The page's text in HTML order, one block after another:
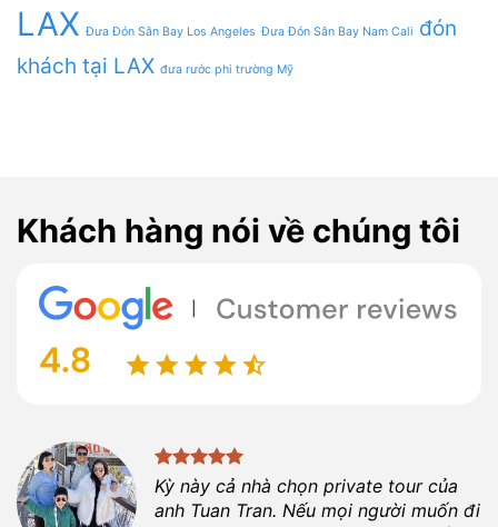
LAX Đưa Đón Sân Bay Los Angeles Đưa Đón Sân Bay Nam Cali đón
khách tại LAX đưa rước phi trường Mỹ
Khách hàng nói về chúng tôi
Kỳ này cả nhà chọn private tour của
anh Tuan Tran. Nếu mọi người muốn đi